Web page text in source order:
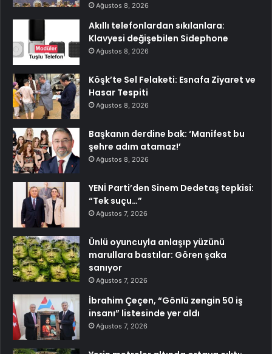
Ağustos 8, 2026
Akıllı telefonlardan sıkılanlara:
Klavyesi değişebilen Sidephone
Ağustos 8, 2026
Köşk’te Sel Felaketi: Esnafa Ziyaret ve
Hasar Tespiti
Ağustos 8, 2026
Başkanın derdine bak: ‘Manifest bu
şehre adım atamaz!’
Ağustos 8, 2026
YENİ Parti’den Sinem Dedetaş tepkisi:
“Tek suçu…”
Ağustos 7, 2026
Ünlü oyuncuyla anlaşıp yüzünü
marullara bastılar: Gören şaka
sanıyor
Ağustos 7, 2026
İbrahim Çeçen, “Gönlü zengin 50 iş
insanı” listesinde yer aldı
Ağustos 7, 2026